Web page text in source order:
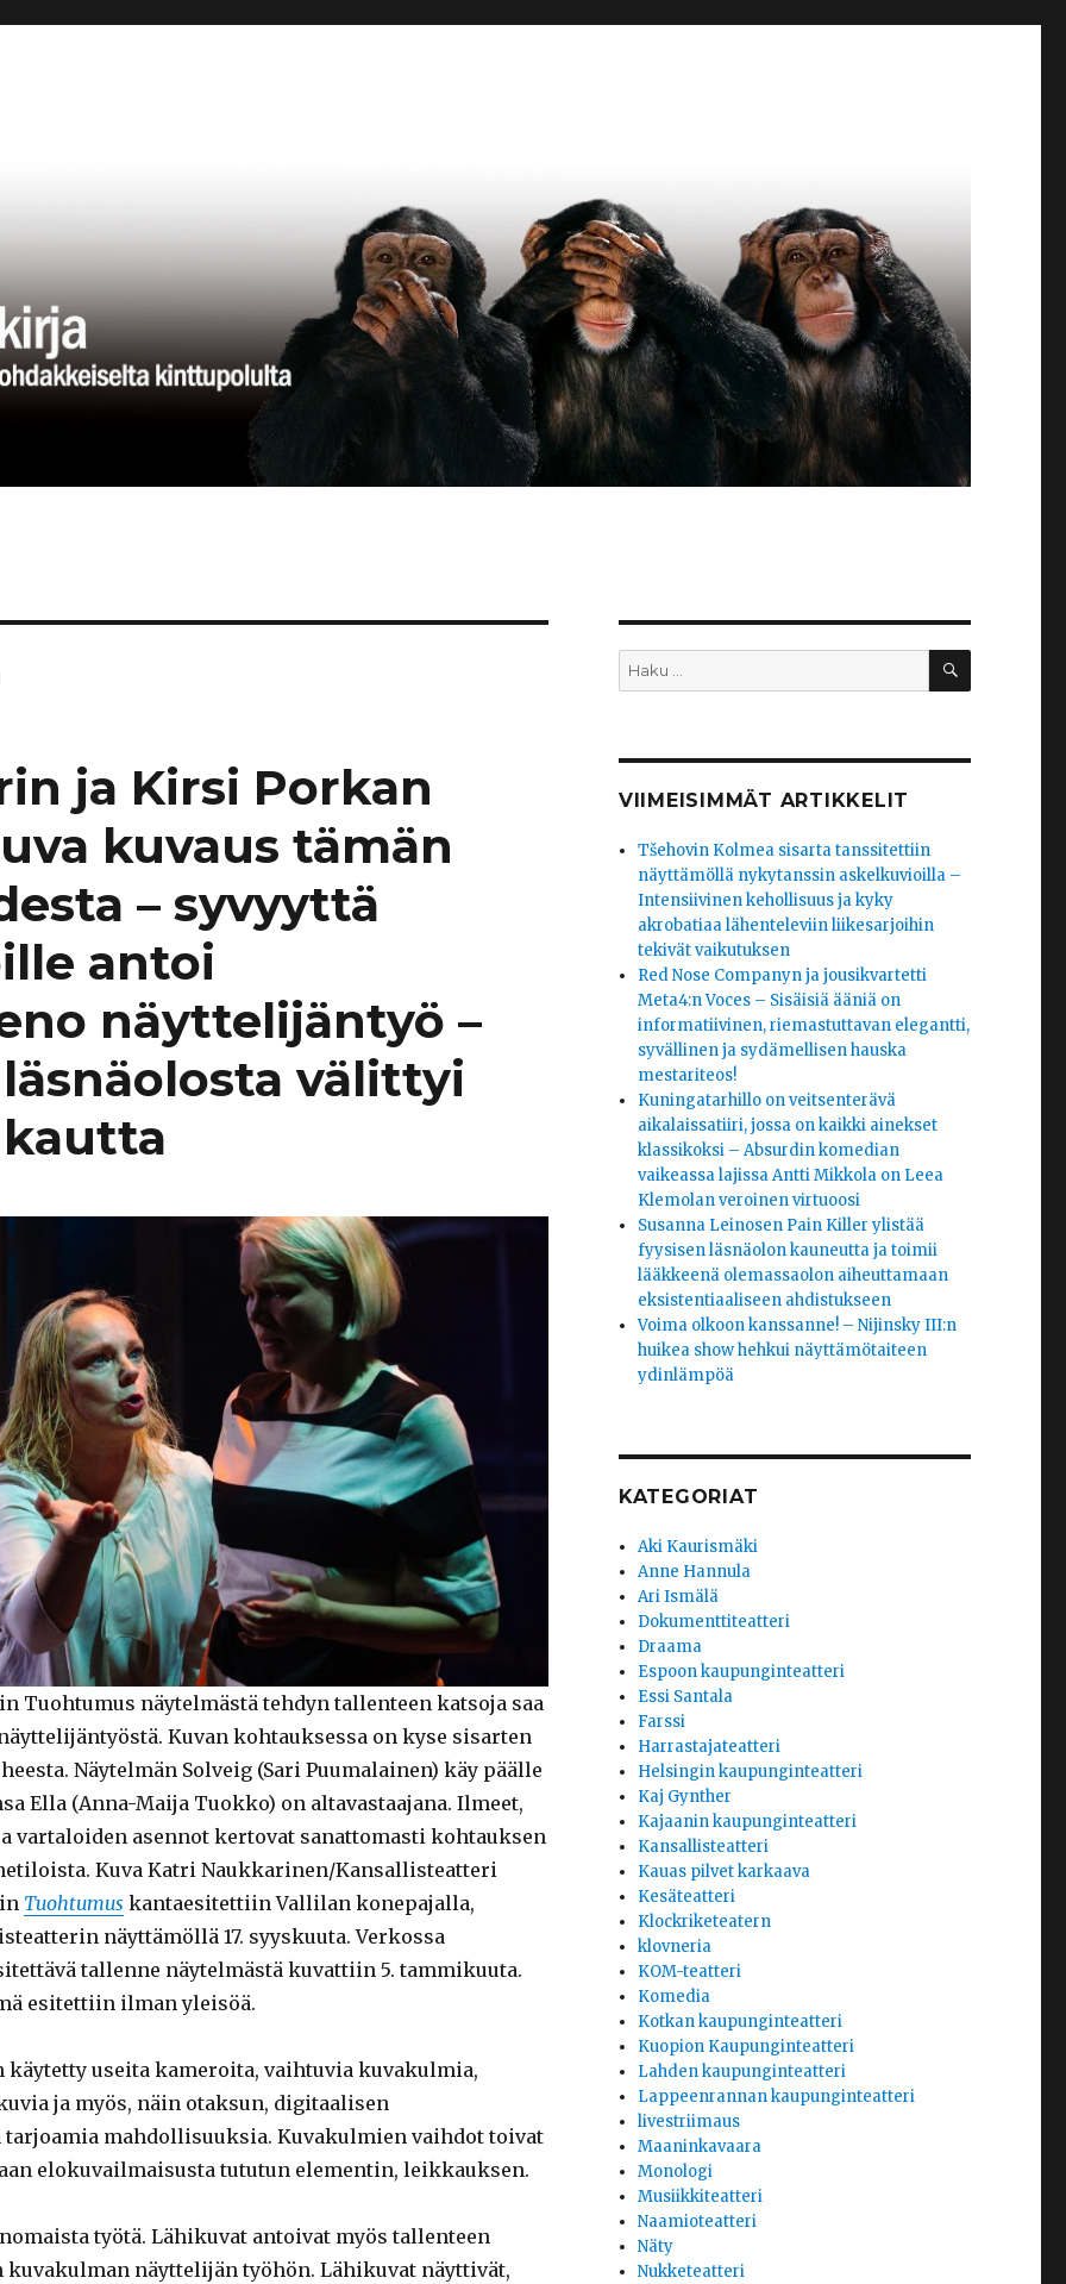
ja Kirsi Porkan
kuvaus tämän
– syvyyttä
antoi
näyttelijäntyö –
välittyi
Tuohtumus näytelmästä tehdyn tallenteen katsoja saa
Kuvan kohtauksessa on kyse sisarten
Näytelmän Solveig (Sari Puumalainen) käy päälle
Ella (Anna-Maija Tuokko) on altavastaajana. Ilmeet,
vartaloiden asennot kertovat sanattomasti kohtauksen
Kuva Katri Naukkarinen/Kansallisteatteri
Tuohtumus kantaesitettiin Vallilan konepajalla,
näyttämöllä 17. syyskuuta. Verkossa
tallenne näytelmästä kuvattiin 5. tammikuuta.
esitettiin ilman yleisöä.
useita kameroita, vaihtuvia kuvakulmia,
ja myös, näin otaksun, digitaalisen
mahdollisuuksia. Kuvakulmien vaihdot toivat
elokuvailmaisusta tututun elementin, leikkauksen.
työtä. Lähikuvat antoivat myös tallenteen
kuvakulman näyttelijän työhön. Lähikuvat näyttivät,
Etsi: HAKU
VIIMEISIMMÄT ARTIKKELIT
Tšehovin Kolmea sisarta tanssitettiin
näyttämöllä nykytanssin askelkuvioilla –
Intensiivinen kehollisuus ja kyky
akrobatiaa lähenteleviin liikesarjoihin
tekivät vaikutuksen
Red Nose Companyn ja jousikvartetti
Meta4:n Voces – Sisäisiä ääniä on
informatiivinen, riemastuttavan elegantti,
syvällinen ja sydämellisen hauska
mestariteos!
Kuningatarhillo on veitsenterävä
aikalaissatiiri, jossa on kaikki ainekset
klassikoksi – Absurdin komedian
vaikeassa lajissa Antti Mikkola on Leea
Klemolan veroinen virtuoosi
Susanna Leinosen Pain Killer ylistää
fyysisen läsnäolon kauneutta ja toimii
lääkkeenä olemassaolon aiheuttamaan
eksistentiaaliseen ahdistukseen
Voima olkoon kanssanne! – Nijinsky III:n
huikea show hehkui näyttämötaiteen
ydinlämpöä
KATEGORIAT
Aki Kaurismäki
Anne Hannula
Ari Ismälä
Dokumenttiteatteri
Draama
Espoon kaupunginteatteri
Essi Santala
Farssi
Harrastajateatteri
Helsingin kaupunginteatteri
Kaj Gynther
Kajaanin kaupunginteatteri
Kansallisteatteri
Kauas pilvet karkaava
Kesäteatteri
Klockriketeatern
klovneria
KOM-teatteri
Komedia
Kotkan kaupunginteatteri
Kuopion Kaupunginteatteri
Lahden kaupunginteatteri
Lappeenrannan kaupunginteatteri
livestriimaus
Maaninkavaara
Monologi
Musiikkiteatteri
Naamioteatteri
Näty
Nukketeatteri